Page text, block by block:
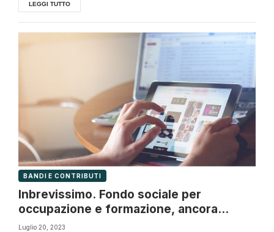
LEGGI TUTTO
BANDI E CONTRIBUTI
Inbrevissimo. Fondo sociale per
occupazione e formazione, ancora
risorse
Luglio 20, 2023